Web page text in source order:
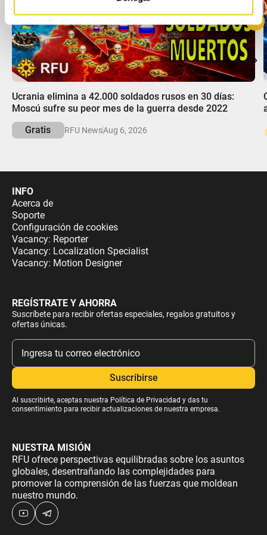
que les haya proporcionado o que hayan recopilado a
Ucrania elimina a 42.000 soldados rusos en 30 días:
Moscú sufre su peor mes de la guerra desde 2022
Gratis
RFU NewsAug 6, 2026
INFO
Acerca de
Soporte
Configuración de cookies
Vacancy: Reporter
Vacancy: Localization Specialist
Vacancy: Motion Designer
REGÍSTRATE Y AHORRA
Suscríbete para recibir ofertas especiales, regalos gratuitos y
ofertas únicas.
Al suscribirte, aceptas nuestra Política de Privacidad y das tu
consentimiento para recibir actualizaciones de nuestra empresa.
NUESTRA MISIÓN
RFU ofrece perspectivas equilibradas sobre los asuntos
globales, desentrañando las complejidades para
promover la comprensión de las fuerzas que moldean
nuestro mundo.